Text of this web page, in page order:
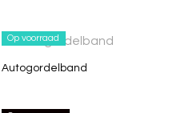
Op voorraad
Autogordelband